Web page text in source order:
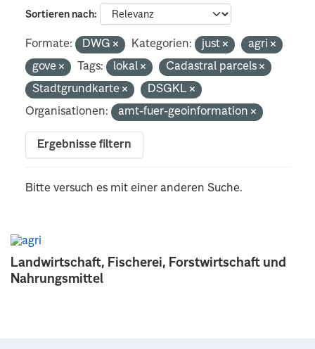
Landwirtschaft, Fischerei, Forstwirtschaft und
Nahrungsmittel
Sortieren nach
Formate: DWG Kategorien: just
agri
gove
Tags: lokal
Cadastral parcels
Stadtgrundkarte
DSGKL
Organisationen:
amt-fuer-geoinformation
Ergebnisse filtern
Bitte versuch es mit einer anderen Suche.